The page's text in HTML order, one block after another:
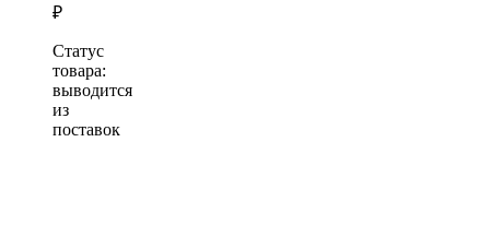
₽
Статус
товара:
выводится
из
поставок